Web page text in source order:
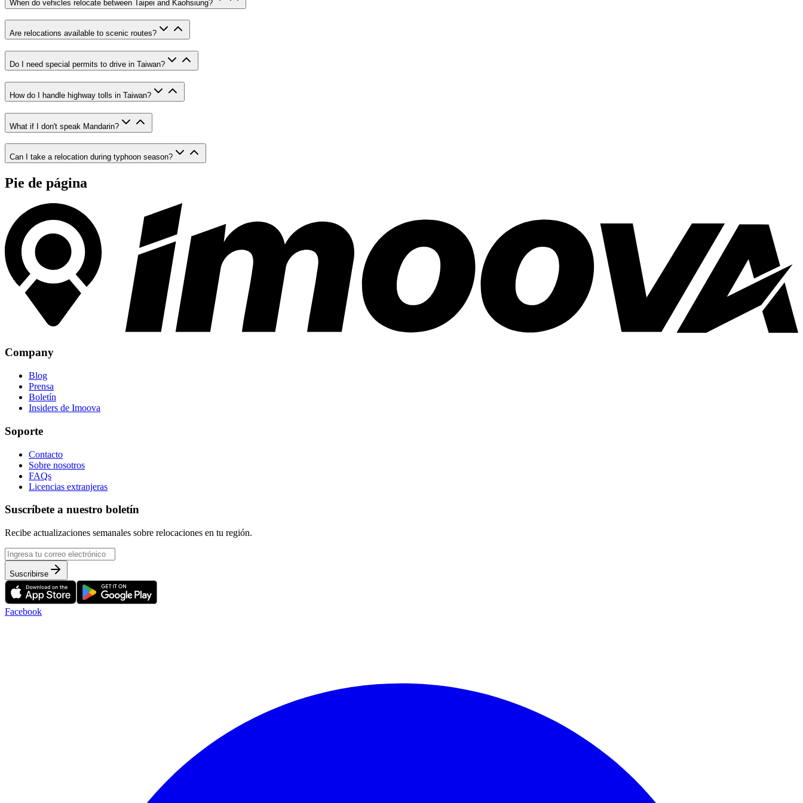
When do vehicles relocate between Taipei and Kaohsiung?
Are relocations available to scenic routes?
Do I need special permits to drive in Taiwan?
How do I handle highway tolls in Taiwan?
What if I don't speak Mandarin?
Can I take a relocation during typhoon season?
Pie de página
Company
Blog
Prensa
Boletín
Insiders de Imoova
Soporte
Contacto
Sobre nosotros
FAQs
Licencias extranjeras
Suscríbete a nuestro boletín
Recibe actualizaciones semanales sobre relocaciones en tu región.
Suscribirse
Facebook